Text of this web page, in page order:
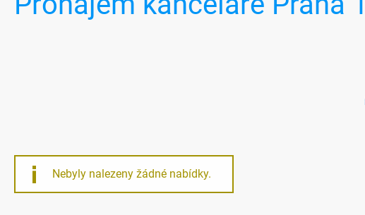
Nebyly nalezeny žádné nabídky.